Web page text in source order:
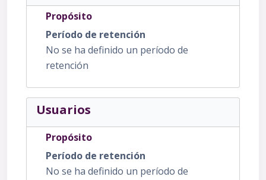
Propósito
Período de retención
No se ha definido un período de
retención
Usuarios
Propósito
Período de retención
No se ha definido un período de